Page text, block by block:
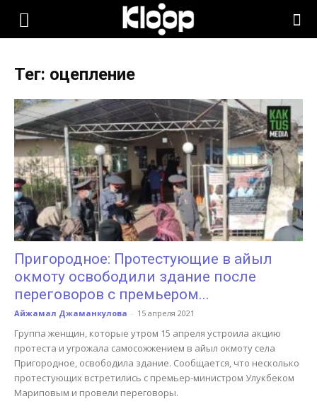
KLOOP.KG
Новости
Кыргызстана
Тег: оцепление
Пригородное: Протестующие в айыл
окмоту освободили здание после
переговоров с премьером...
Айжамал Джаманкулова - 15 апреля 2021
Группа женщин, которые утром 15 апреля устроила акцию
протеста и угрожала самосожжением в айыл окмоту села
Пригородное, освободила здание. Сообщается, что несколько
протестующих встретились с премьер-министром Улукбеком
Мариповым и провели переговоры.